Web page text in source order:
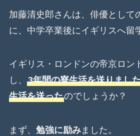
加藤清史郎さんは、俳優として
に、中学卒業後にイギリスへ留
イギリス・ロンドンの帝京ロン
し、 3年間の寮生活を送りまし
生活を送ったのでしょうか？
まず、 勉強に励みました。